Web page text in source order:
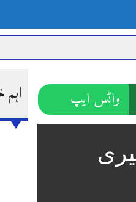
کا بہادر سپوت وطن کی حرمت
واٹس ایپ